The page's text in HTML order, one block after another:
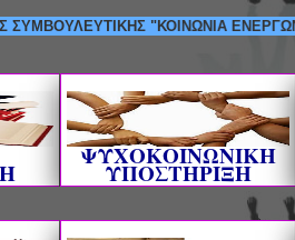
"ΚΟΙΝΩΝΙΑ ΕΝΕΡΓΩΝ
ΨΥΧΟΚΟΙΝΩΝΙΚΗ
ΥΠΟΣΤΗΡΙΞΗ